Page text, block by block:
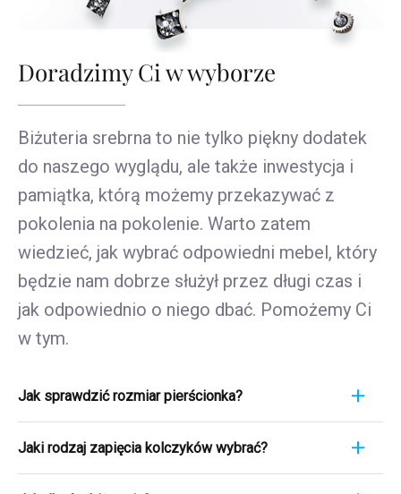
Doradzimy Ci w wyborze
Biżuteria srebrna to nie tylko piękny dodatek
do naszego wyglądu, ale także inwestycja i
pamiątka, którą możemy przekazywać z
pokolenia na pokolenie. Warto zatem
wiedzieć, jak wybrać odpowiedni mebel, który
będzie nam dobrze służył przez długi czas i
jak odpowiednio o niego dbać. Pomożemy Ci
w tym.
Jak sprawdzić rozmiar pierścionka?
poznać jego rozmiar, weź linijkę i przyłóż ją
bezpośrednio do pierścionka, który aktualnie
Jaki rodzaj zapięcia kolczyków wybrać?